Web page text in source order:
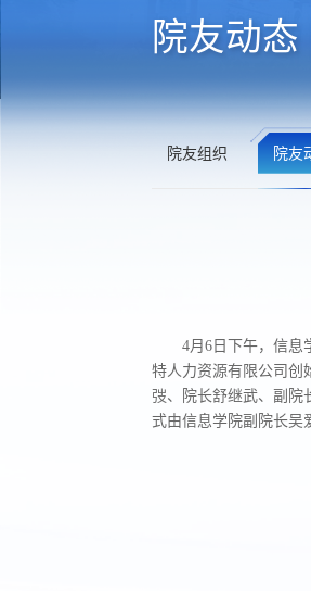
院友动态
院友组织 院友
4月6日下午，信息
特人力资源有限公司创
弢、院长舒继武、副院
式由信息学院副院长吴